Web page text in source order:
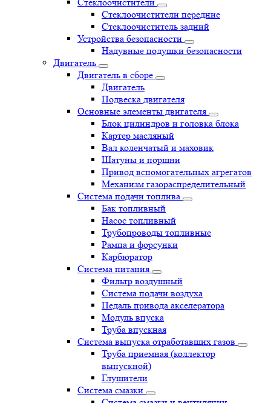
Стеклоочистители передние
Стеклоочиститель задний
Устройства безопасности
Надувные подушки безопасности
Двигатель
Двигатель в сборе
Двигатель
Подвеска двигателя
Основные элементы двигателя
Блок цилиндров и головка блока
Картер масляный
Вал коленчатый и маховик
Шатуны и поршни
Привод вспомогательных агрегатов
Механизм газораспределительный
Система подачи топлива
Бак топливный
Насос топливный
Трубопроводы топливные
Рампа и форсунки
Карбюратор
Система питания
Фильтр воздушный
Система подачи воздуха
Педаль привода акселератора
Модуль впуска
Труба впускная
Система выпуска отработавших газов
Труба приемная (коллектор
выпускной)
Глушители
Система смазки